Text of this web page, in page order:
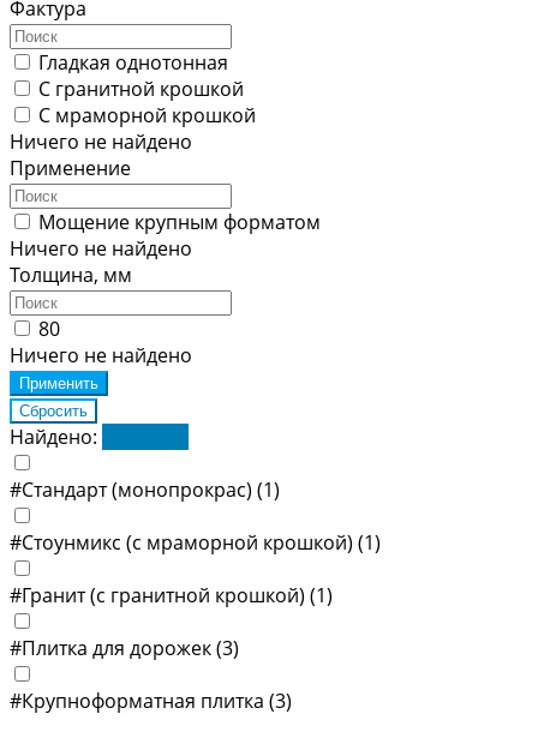
Фактура
Гладкая однотонная
С гранитной крошкой
С мраморной крошкой
Ничего не найдено
Применение
Мощение крупным форматом
Ничего не найдено
Толщина, мм
80
Ничего не найдено
Найдено:
#Стандарт (монопрокрас) (1)
#Стоунмикс (с мраморной крошкой) (1)
#Гранит (с гранитной крошкой) (1)
#Плитка для дорожек(3)
#Крупноформатная плитка (3)